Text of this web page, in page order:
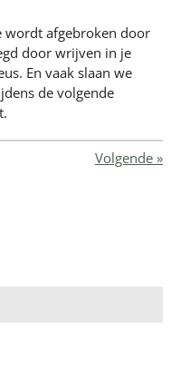
wordt afgebroken door
door wrijven in je
En vaak slaan we
de volgende
Volgende »